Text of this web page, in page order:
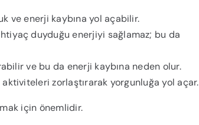
ve enerji kaybına yol açabilir.
duyduğu enerjiyi sağlamaz; bu da
ve bu da enerji kaybına neden olur.
zorlaştırarak yorgunluğa yol açar.
için önemlidir.